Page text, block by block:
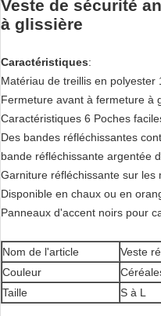
Veste de sécurité
à glissière
Caractéristiques:
Matériau de treillis en polyester
Fermeture avant à fermeture à
Caractéristiques 6 Poches
Des bandes réfléchissantes
bande réfléchissante argentée
Garniture réfléchissante sur les
Disponible en chaux ou en
Panneaux d'accent noirs pour
Nom de l'article
Veste
Couleur
Taille
S à L